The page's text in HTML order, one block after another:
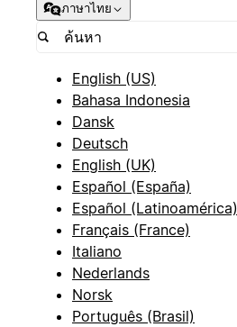
ภาษาไทย
English (US)
Bahasa Indonesia
Dansk
Deutsch
English (UK)
Español (España)
Español (Latinoamérica)
Français (France)
Italiano
Nederlands
Norsk
Português (Brasil)